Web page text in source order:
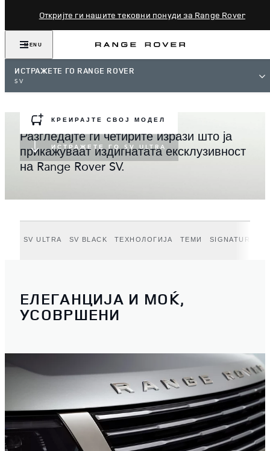
Откријте ги нашите тековни понуди за Range Rover
MENU
ИСТРАЖЕТЕ ГО RANGE ROVER
SV
RANGE ROVER SV
КРЕИРАЈТЕ СВОЈ МОДЕЛ
ИСТРАЖЕТЕ ГО SV ULTRA
Разгледајте ги четирите изрази што ја
прикажуваат издигнатата ексклузивност
на Range Rover SV.
SV ULTRA SV BLACK ТЕХНОЛОГИЈА ТЕМИ SIGNATURE
ЕЛЕГАНЦИЈА И МОЌ,
УСОВРШЕНИ